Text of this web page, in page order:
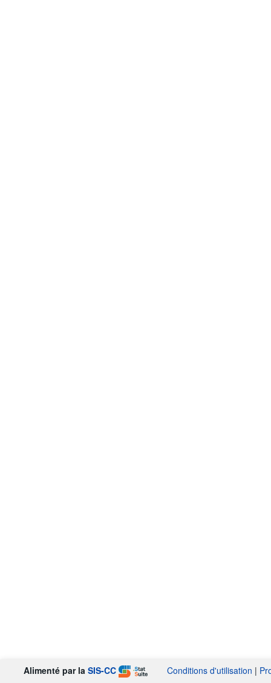
Alimenté par la SIS-CC Conditions d'utilisation |